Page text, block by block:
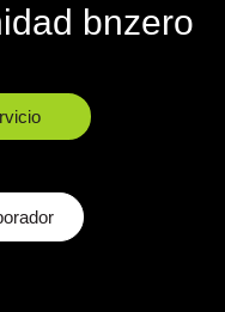
bnzero